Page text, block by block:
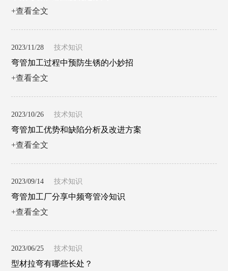
+查看全文
2023/11/28 技术知识
弯管加工过程中预防生锈的小妙招
+查看全文
2023/10/26 技术知识
弯管加工优势和缺陷分析及改进方案
+查看全文
2023/09/14 技术知识
弯管加工厂分享中频弯管冷知识
+查看全文
2023/06/25 技术知识
型材拉弯有哪些长处？